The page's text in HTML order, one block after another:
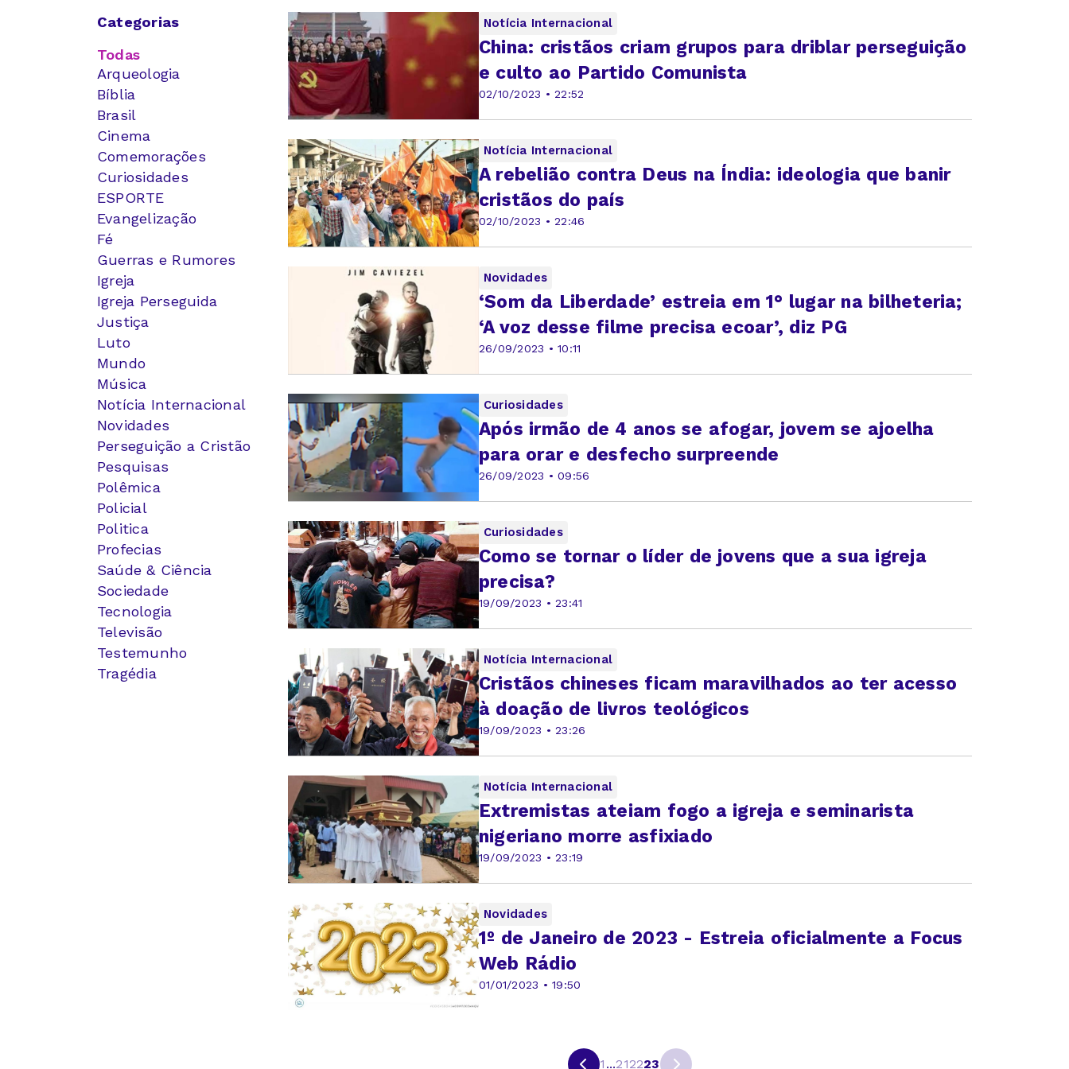
Categorias
Todas
Arqueologia
Bíblia
Brasil
Cinema
Comemorações
Curiosidades
ESPORTE
Evangelização
Fé
Guerras e Rumores
Igreja
Igreja Perseguida
Justiça
Luto
Mundo
Música
Notícia Internacional
Novidades
Perseguição a Cristão
Pesquisas
Polêmica
Policial
Politica
Profecias
Saúde & Ciência
Sociedade
Tecnologia
Televisão
Testemunho
Tragédia
Notícia Internacional
02/10/2023 • 22:52
China: cristãos criam grupos para driblar perseguição
e culto ao Partido Comunista
Notícia Internacional
02/10/2023 • 22:46
A rebelião contra Deus na Índia: ideologia que banir
cristãos do país
Novidades
26/09/2023 • 10:11
‘Som da Liberdade’ estreia em 1° lugar na bilheteria;
‘A voz desse filme precisa ecoar’, diz PG
Curiosidades
26/09/2023 • 09:56
Após irmão de 4 anos se afogar, jovem se ajoelha
para orar e desfecho surpreende
Curiosidades
19/09/2023 • 23:41
Como se tornar o líder de jovens que a sua igreja
precisa?
Notícia Internacional
19/09/2023 • 23:26
Cristãos chineses ficam maravilhados ao ter acesso
à doação de livros teológicos
Notícia Internacional
19/09/2023 • 23:19
Extremistas ateiam fogo a igreja e seminarista
nigeriano morre asfixiado
Novidades
01/01/2023 • 19:50
1º de Janeiro de 2023 - Estreia oficialmente a Focus
Web Rádio
1 ...212223